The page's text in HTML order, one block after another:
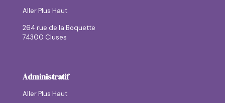
Aller Plus Haut
264 rue de la Boquette
74300 Cluses
Administratif
Aller Plus Haut